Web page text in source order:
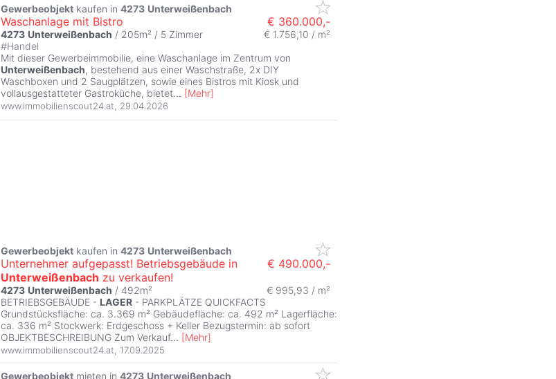
Gewerbeobjekt kaufen in 4273 Unterweißenbach
Waschanlage mit Bistro € 360.000,-
4273 Unterweißenbach / 205m² / 5 Zimmer
€ 1.756,10 / m²
#Handel
Mit dieser Gewerbeimmobilie, eine Waschanlage im Zentrum von
Unterweißenbach, bestehend aus einer Waschstraße, 2x DIY
Waschboxen und 2 Saugplätzen, sowie eines Bistros mit Kiosk und
vollausgestatteter Gastroküche, bietet... [Mehr]
www.immobilienscout24.at, 29.04.2026
Gewerbeobjekt kaufen in 4273 Unterweißenbach
Unternehmer aufgepasst! Betriebsgebäude in
Unterweißenbach zu verkaufen!
€ 490.000,-
4273 Unterweißenbach / 492m²
€ 995,93 / m²
BETRIEBSGEBÄUDE - LAGER - PARKPLÄTZE QUICKFACTS
Grundstücksfläche: ca. 3.369 m² Gebäudefläche: ca. 492 m² Lagerfläche:
ca. 336 m² Stockwerk: Erdgeschoss + Keller Bezugstermin: ab sofort
OBJEKTBESCHREIBUNG Zum Verkauf... [Mehr]
www.immobilienscout24.at, 17.09.2025
Gewerbeobjekt mieten in 4273 Unterweißenbach